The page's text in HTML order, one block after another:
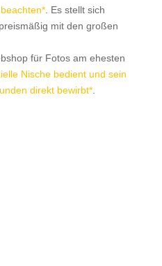
. Es stellt sich
mit den großen
für Fotos am ehesten
Nische bedient und sein
direkt bewirbt*.